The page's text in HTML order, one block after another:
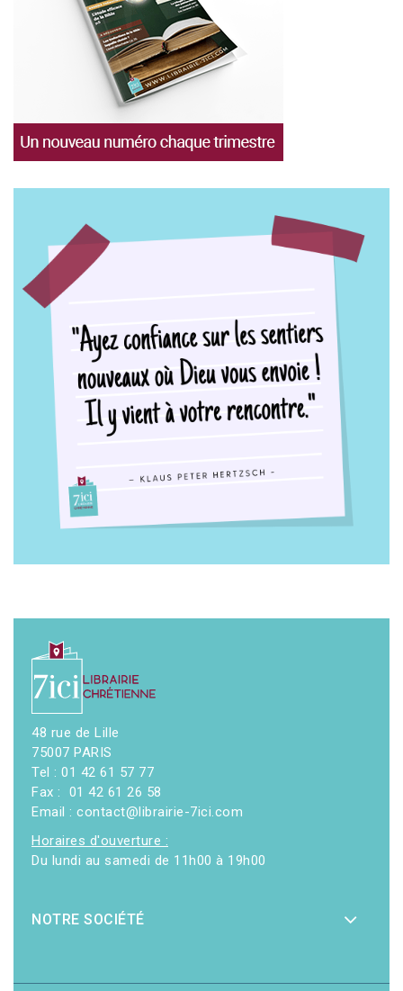
48 rue de Lille
75007 PARIS
Tel : 01 42 61 57 77
Fax : 01 42 61 26 58
Email : contact@librairie-7ici.com
Horaires d'ouverture :
Du lundi au samedi de 11h00 à 19h00
NOTRE SOCIÉTÉ